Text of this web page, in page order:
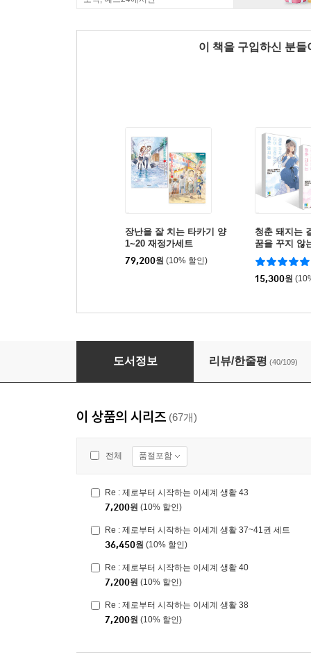
이 책을 구입하신 분
장난을 잘 치는 타카기 양
1~20 재정가세트
79,200원 (10% 할인)
청춘 돼지는
꿈을 꾸지 않
프렌드의 꿈
세트
15,300원
Re : 제로부터 시작하는 이세계 생활 2
도서정보 리뷰/한줄평 (40/109)
이 상품의 시리즈 (67개)
전체 품절포함
Re : 제로부터 시작하는 이세계 생활 43
7,200원 (10% 할인)
Re : 제로부터 시작하는 이세계 생활 37~41권 세트
36,450원 (10% 할인)
Re : 제로부터 시작하는 이세계 생활 40
7,200원 (10% 할인)
Re : 제로부터 시작하는 이세계 생활 38
7,200원 (10% 할인)